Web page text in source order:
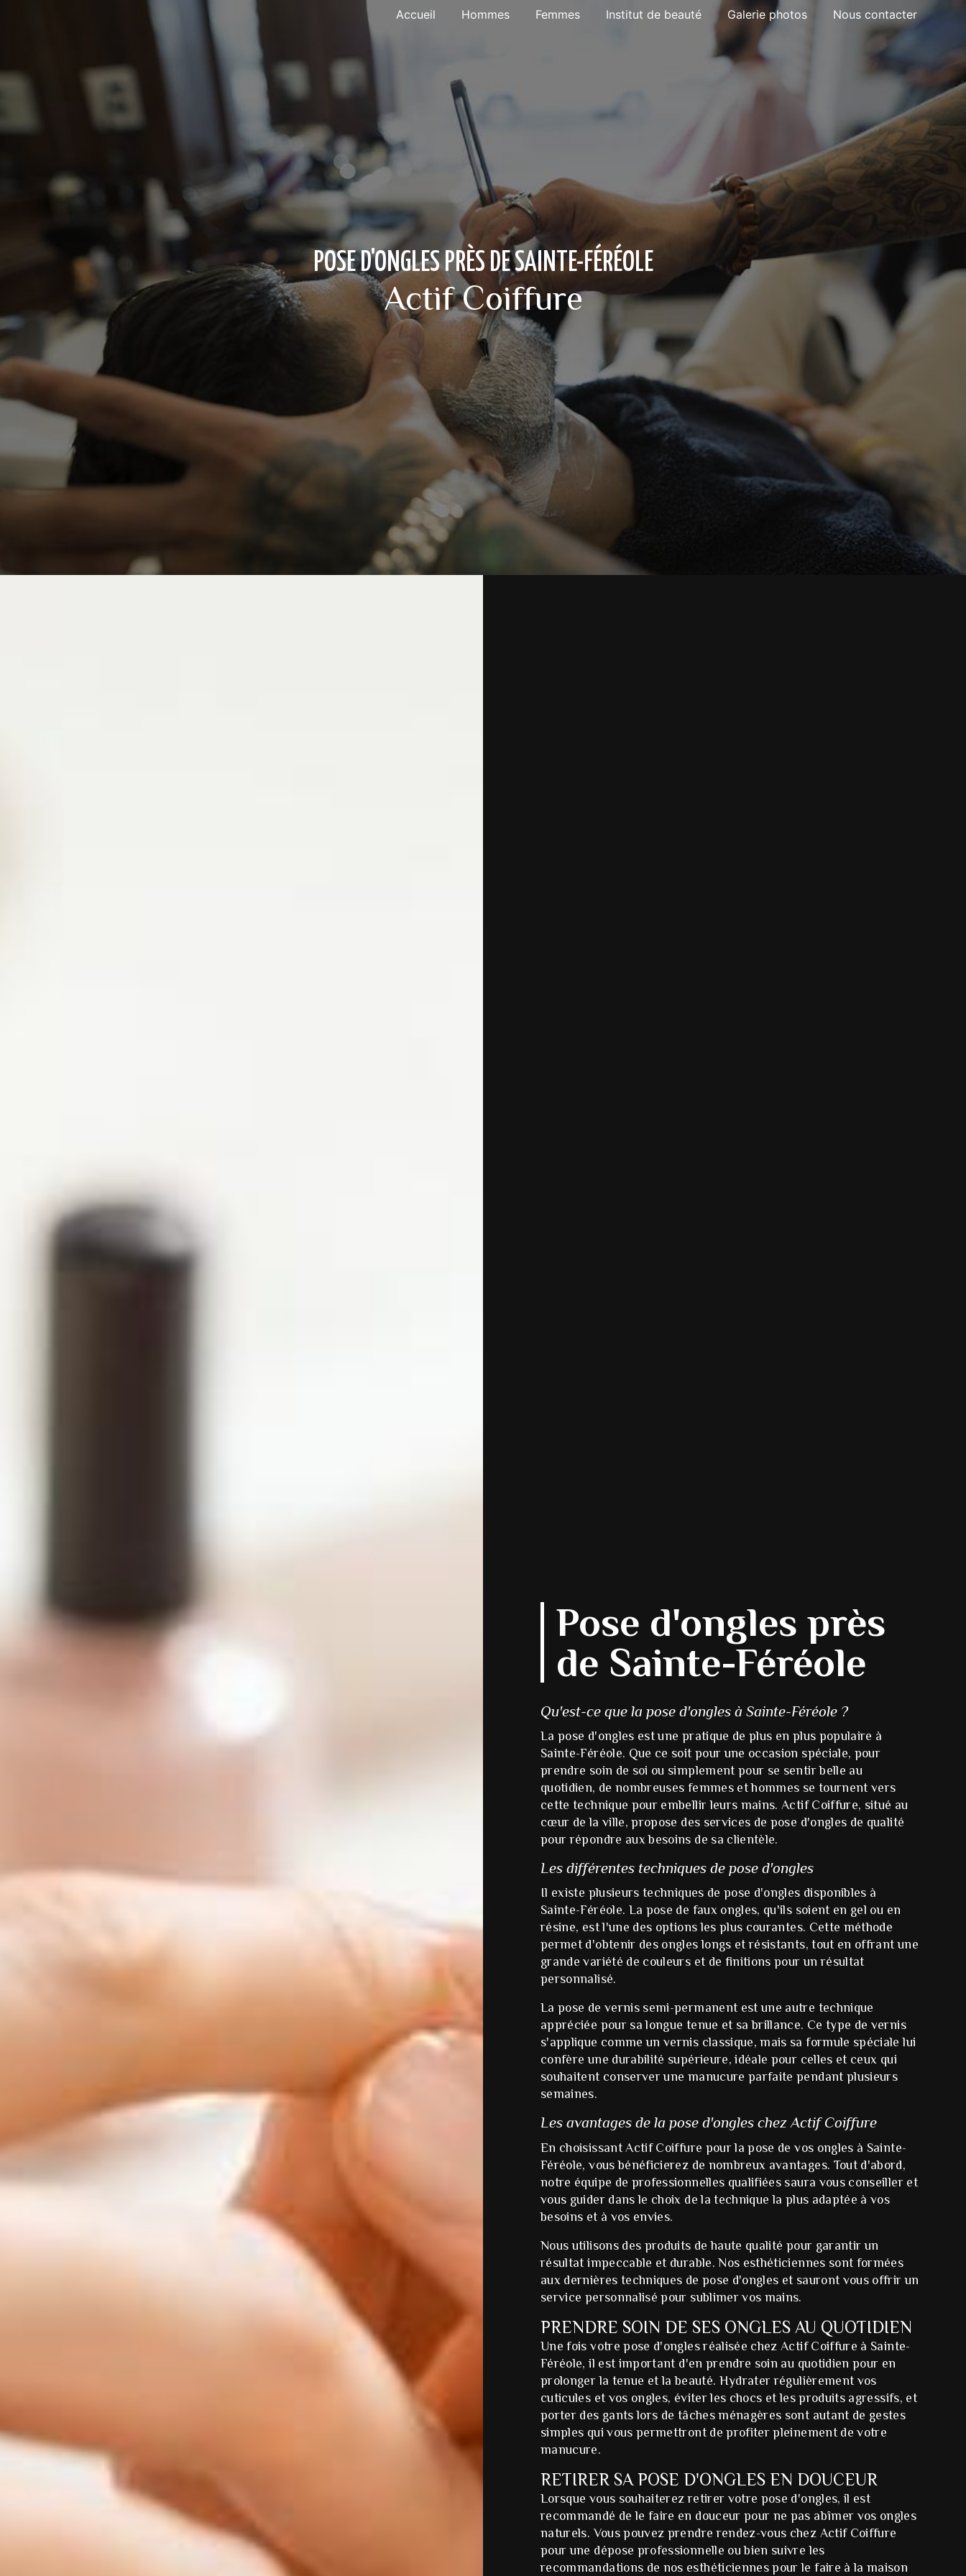
Accueil Hommes Femmes Institut de beauté Galerie photos Nous contacter
POSE D'ONGLES PRÈS DE SAINTE-FÉRÉOLE
Actif Coiffure
Pose d'ongles près
de Sainte-Féréole
Qu'est-ce que la pose d'ongles à Sainte-Féréole ?
La pose d'ongles est une pratique de plus en plus populaire à
Sainte-Féréole. Que ce soit pour une occasion spéciale, pour
prendre soin de soi ou simplement pour se sentir belle au
quotidien, de nombreuses femmes et hommes se tournent vers
cette technique pour embellir leurs mains. Actif Coiffure, situé au
cœur de la ville, propose des services de pose d'ongles de qualité
pour répondre aux besoins de sa clientèle.
Les différentes techniques de pose d'ongles
Il existe plusieurs techniques de pose d'ongles disponibles à
Sainte-Féréole. La pose de faux ongles, qu'ils soient en gel ou en
résine, est l'une des options les plus courantes. Cette méthode
permet d'obtenir des ongles longs et résistants, tout en offrant une
grande variété de couleurs et de finitions pour un résultat
personnalisé.
La pose de vernis semi-permanent est une autre technique
appréciée pour sa longue tenue et sa brillance. Ce type de vernis
s'applique comme un vernis classique, mais sa formule spéciale lui
confère une durabilité supérieure, idéale pour celles et ceux qui
souhaitent conserver une manucure parfaite pendant plusieurs
semaines.
Les avantages de la pose d'ongles chez Actif Coiffure
En choisissant Actif Coiffure pour la pose de vos ongles à Sainte-
Féréole, vous bénéficierez de nombreux avantages. Tout d'abord,
notre équipe de professionnelles qualifiées saura vous conseiller et
vous guider dans le choix de la technique la plus adaptée à vos
besoins et à vos envies.
Nous utilisons des produits de haute qualité pour garantir un
résultat impeccable et durable. Nos esthéticiennes sont formées
aux dernières techniques de pose d'ongles et sauront vous offrir un
service personnalisé pour sublimer vos mains.
PRENDRE SOIN DE SES ONGLES AU QUOTIDIEN
Une fois votre pose d'ongles réalisée chez Actif Coiffure à Sainte-
Féréole, il est important d'en prendre soin au quotidien pour en
prolonger la tenue et la beauté. Hydrater régulièrement vos
cuticules et vos ongles, éviter les chocs et les produits agressifs, et
porter des gants lors de tâches ménagères sont autant de gestes
simples qui vous permettront de profiter pleinement de votre
manucure.
RETIRER SA POSE D'ONGLES EN DOUCEUR
Lorsque vous souhaiterez retirer votre pose d'ongles, il est
recommandé de le faire en douceur pour ne pas abîmer vos ongles
naturels. Vous pouvez prendre rendez-vous chez Actif Coiffure
pour une dépose professionnelle ou bien suivre les
recommandations de nos esthéticiennes pour le faire à la maison
Panneau de gestion des cookies